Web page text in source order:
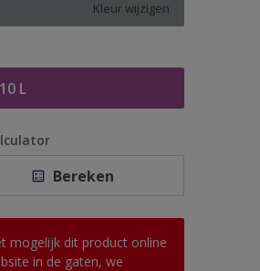
Kleur wijzigen
10 L
Bereken
mogelijk dit product online
in de gaten, we